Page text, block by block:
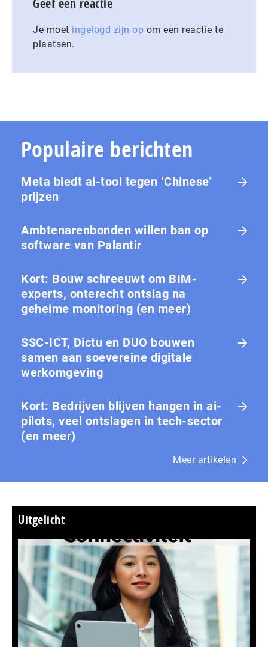
Geef een reactie
Je moet ingelogd zijn op om een reactie te
plaatsen.
Populaire berichten
Meta biedt ai-tool tegen ‘Chinese’
prijzen
Ambtenarenbonden willen ban op
software van Palantir
Kort: Bouw schreeuwt om BIM-
experts, onterecht ontslag na
geheime monitoring (en meer)
SSC-ICT, Dictu en DUO bouwen
samen aan soevereine digitale
werkomgeving
Kort: Bedrijven blijven hangen in ai-
pilots, veel ontslagen in tech-sector
(en meer)
Meer artikelen
Uitgelicht